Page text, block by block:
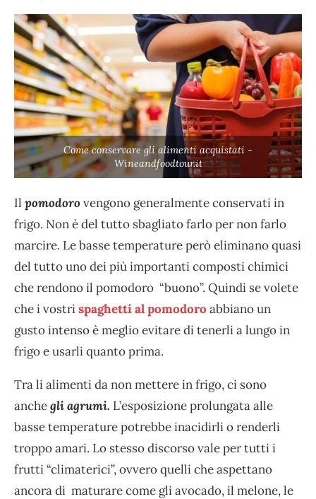
Come conservare gli alimenti acquistati -
Wineandfoodtour.it
Il pomodorovengono generalmente conservati in
frigo. Non è del tutto sbagliato farlo per non farlo
marcire. Le basse temperature però eliminano quasi
del tutto uno dei più importanti composti chimici
che rendono il pomodoro “buono”. Quindi se volete
che i vostrispaghetti al pomodoro abbiano un
gusto intenso è meglio evitare di tenerli a lungo in
frigo e usarli quanto prima.
Tra li alimenti da non mettere in frigo, ci sono
anchegli agrumi. L’esposizione prolungata alle
basse temperature potrebbe inacidirli o renderli
troppo amari. Lo stesso discorso vale per tutti i
frutti “climaterici”, ovvero quelli che aspettano
ancora di maturare come gli avocado, il melone, le